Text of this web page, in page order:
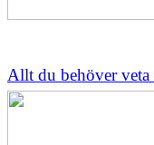
Allt du behöver